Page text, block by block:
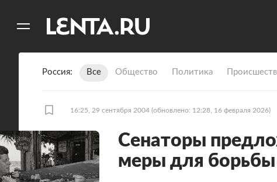
Россия Все Общество Политика
16:25, 29 сентября 2004 (обновлено: 12:28, 16 февраля 2026)
Сенаторы
меры для борьбы